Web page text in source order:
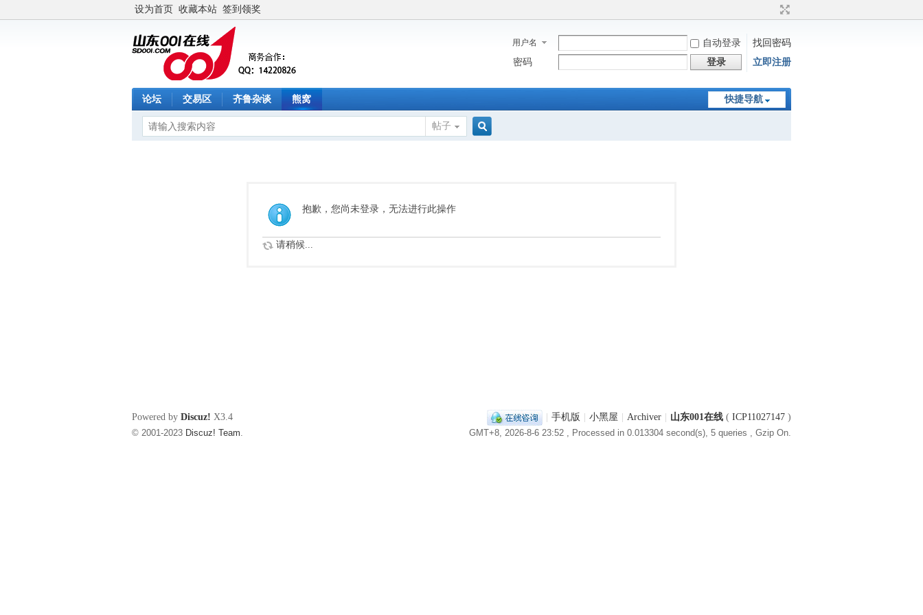
设为首页 收藏本站 签到领奖
用户名 自动登录
找回密码
密码
登录 立即注册
快捷导航
论坛 交易区 齐鲁杂谈 熊窝
帖子
抱歉，您尚未登录，无法进行此操作
请稍候...
手机版 小黑屋 Archiver 山东001在线 ( ICP11027147 )
GMT+8, 2026-8-6 23:52 , Processed in 0.013304 second(s), 5 queries , Gzip On.
Powered by Discuz! X3.4
© 2001-2023 Discuz! Team.